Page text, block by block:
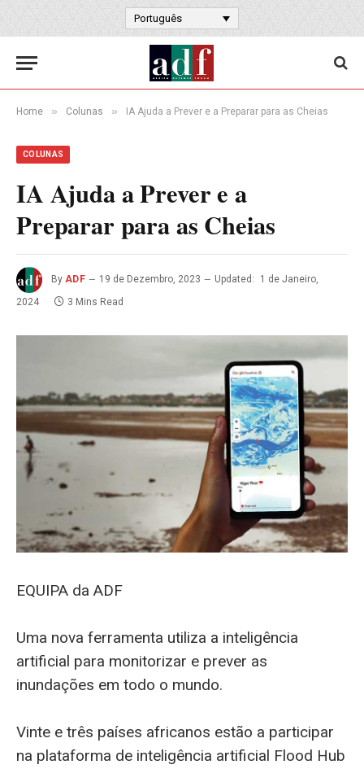
Português
Home » Colunas » IA Ajuda a Prever e a Preparar para as Cheias
COLUNAS
IA Ajuda a Prever e a
Preparar para as Cheias
By ADF 19 de Dezembro, 2023 Updated:
1 de Janeiro,
2024
3 Mins Read
EQUIPA da ADF
Uma nova ferramenta utiliza a inteligência
artificial para monitorizar e prever as
inundações em todo o mundo.
Vinte e três países africanos estão a participar
na plataforma de inteligência artificial Flood Hub